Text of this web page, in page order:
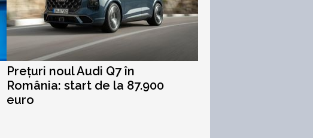
Prețuri noul Audi Q7 în
România: start de la 87.900
euro